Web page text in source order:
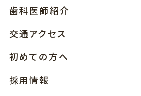
歯科医師紹介
交通アクセス
初めての方へ
採用情報